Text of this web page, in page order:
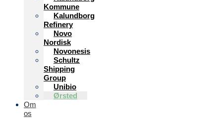
Kommune
Kalundborg
Refinery
Novo
Nordisk
Novonesis
Schultz
Shipping
Group
Unibio
Ørsted
Om
os